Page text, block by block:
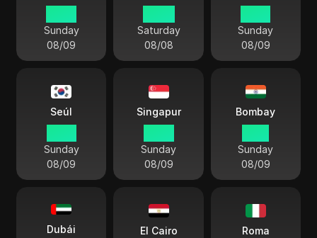
Sunday
08/09
Saturday
08/08
Sunday
08/09
Seúl
Sunday
08/09
Singapur
Sunday
08/09
Bombay
Sunday
08/09
Dubái El Cairo Roma